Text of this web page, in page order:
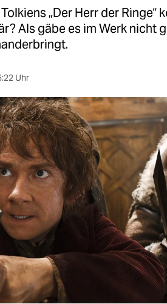
Tolkiens „Der Herr der
Als gäbe es im Werk nicht
Uhr